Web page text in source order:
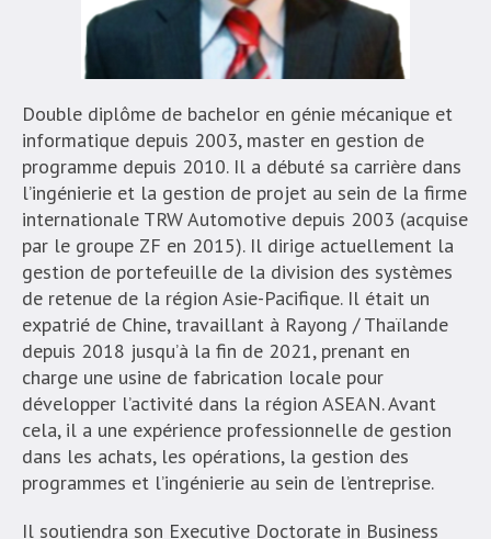
Double diplôme de bachelor en génie mécanique et
informatique depuis 2003, master en gestion de
programme depuis 2010. Il a débuté sa carrière dans
l’ingénierie et la gestion de projet au sein de la firme
internationale TRW Automotive depuis 2003 (acquise
par le groupe ZF en 2015). Il dirige actuellement la
gestion de portefeuille de la division des systèmes
de retenue de la région Asie-Pacifique. Il était un
expatrié de Chine, travaillant à Rayong / Thaïlande
depuis 2018 jusqu’à la fin de 2021, prenant en
charge une usine de fabrication locale pour
développer l’activité dans la région ASEAN. Avant
cela, il a une expérience professionnelle de gestion
dans les achats, les opérations, la gestion des
programmes et l’ingénierie au sein de l’entreprise.
Il soutiendra son Executive Doctorate in Business